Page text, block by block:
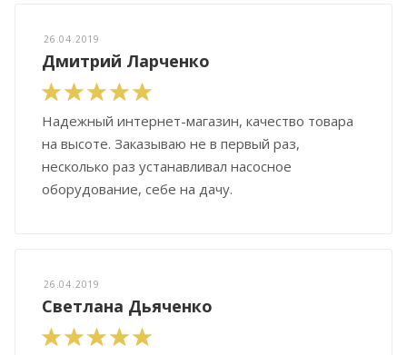
26.04.2019
Дмитрий Ларченко
Надежный интернет-магазин, качество товара
на высоте. Заказываю не в первый раз,
несколько раз устанавливал насосное
оборудование, себе на дачу.
26.04.2019
Светлана Дьяченко